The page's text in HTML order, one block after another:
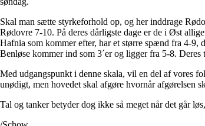
Skal man sætte styrkeforhold op, og her inddrage
Rødovre 7-10. På deres dårligste dage er de i Øst
Hafnia som kommer efter, har et større spænd fra 4-9,
Benløse kommer ind som 3´er og ligger fra 5-8.
Med udgangspunkt i denne skala, vil en del af vores
unødigt, men hovedet skal afgøre hvornår afgørelsen
Tal og tanker betyder dog ikke så meget når det går